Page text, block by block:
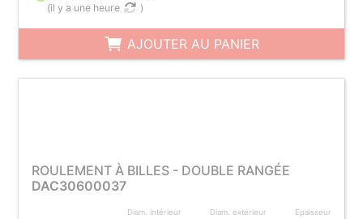
(il y a une heure )
AJOUTER AU PANIER
ROULEMENT À BILLES - DOUBLE RANGÉE
DAC30600037
Diam. intérieur Diam. extérieur Epaisseur